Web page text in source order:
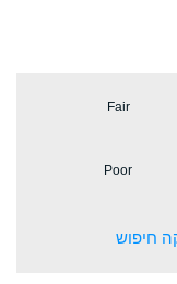
Fair
Poor
חיפוש